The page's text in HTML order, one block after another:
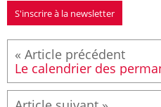
S'inscrire à la newsletter